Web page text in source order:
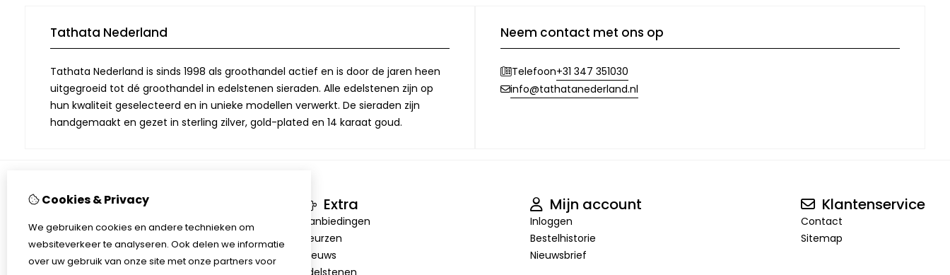
Tathata Nederland
Tathata Nederland is sinds 1998 als groothandel actief en is door de jaren heen
uitgegroeid tot dé groothandel in edelstenen sieraden. Alle edelstenen zijn op
hun kwaliteit geselecteerd en in unieke modellen verwerkt. De sieraden zijn
handgemaakt en gezet in sterling zilver, gold-plated en 14 karaat goud.
Neem contact met ons op
Telefoon+31 347 351030
info@tathatanederland.nl
Informatie
Over Tathata
Contact informatie
Algemene voorwaarden
Extra
Aanbiedingen
Beurzen
Nieuws
Edelstenen
Mijn account
Inloggen
Bestelhistorie
Nieuwsbrief
Klantenservice
Contact
Sitemap
Cookies & Privacy
We gebruiken cookies en andere technieken om
websiteverkeer te analyseren. Ook delen we informatie
over uw gebruik van onze site met onze partners voor